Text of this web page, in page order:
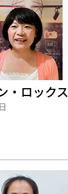
・ロックス